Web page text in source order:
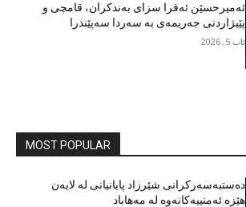
ئەمیرحسێن ئەفرا سزای بەندکران، قامچی و
پێبژاردنی جەریمەی بە سەردا سەپێندرا
ئاب 5, 2026
MOST POPULAR
دەستبەسەرکرانی شێرزاد پایانیانی لە لایەن
هێزە ئەمنییەکانەوە لە مەهاباد